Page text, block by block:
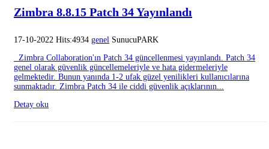
Zimbra 8.8.15 Patch 34 Yayınlandı
17-10-2022 Hits:4934 genel SunucuPARK
Zimbra Collaboration'ın Patch 34 güncellenmesi yayınlandı. Patch 34
genel olarak güvenlik güncellemeleriyle ve hata gidermeleriyle
gelmektedir. Bunun yanında 1-2 ufak güzel yenilikleri kullanıcılarına
sunmaktadır. Zimbra Patch 34 ile ciddi güvenlik açıklarının...
Detay oku